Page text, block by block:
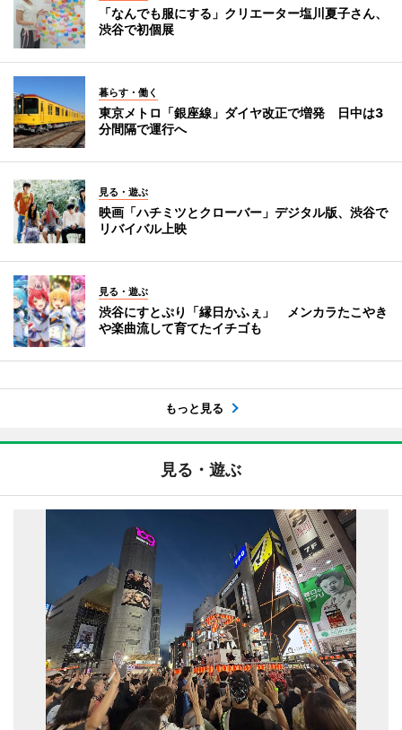
「なんでも服にする」クリエーター塩川夏子さん、
渋谷で初個展
暮らす・働く
東京メトロ「銀座線」ダイヤ改正で増発 日中は3
分間隔で運行へ
見る・遊ぶ
映画「ハチミツとクローバー」デジタル版、渋谷で
リバイバル上映
見る・遊ぶ
渋谷にすとぷり「縁日かふぇ」 メンカラたこやき
や楽曲流して育てたイチゴも
もっと見る
見る・遊ぶ